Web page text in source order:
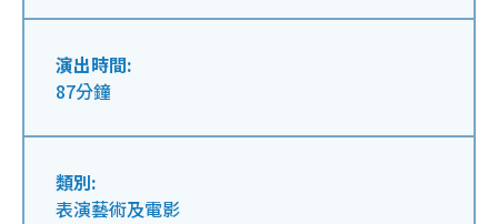
演出時間:
87分鐘
類別:
表演藝術及電影